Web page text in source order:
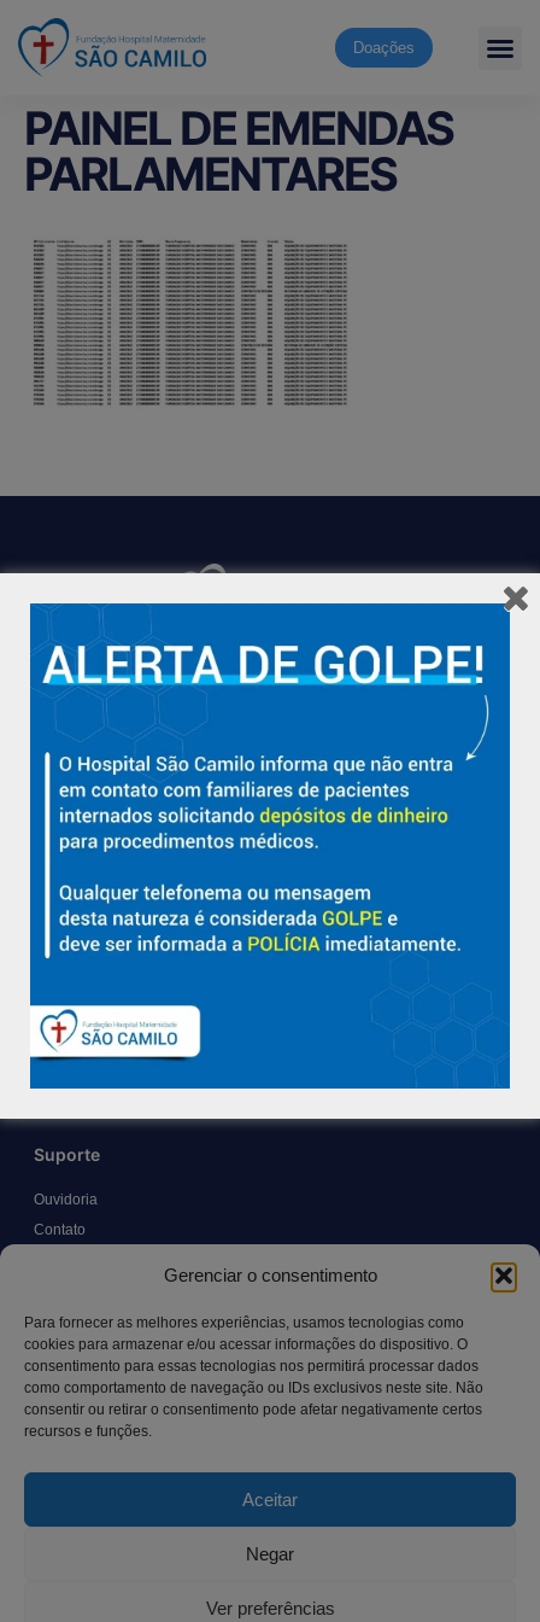
Gerenciar o consentimento
Para fornecer as melhores experiências, usamos tecnologias como
cookies para armazenar e/ou acessar informações do dispositivo. O
consentimento para essas tecnologias nos permitirá processar dados
como comportamento de navegação ou IDs exclusivos neste site. Não
consentir ou retirar o consentimento pode afetar negativamente certos
recursos e funções.
Aceitar
Negar
Ver preferências
Doações
PAINEL DE EMENDAS
PARLAMENTARES
Hospital São Camilo – há mais de 50 anos cuidando da saúde
com qualidade, acolhimento e compromisso com a vida em
Sobre
Nossa História e Fundador
Políticas e Normas
Trabalhe Conosco
Blog
Suporte
Ouvidoria
Contato
Canal LGPD e Segurança da Informação
Contato